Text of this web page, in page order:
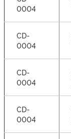
0004
CD-
0004
CD-
0004
CD-
0004